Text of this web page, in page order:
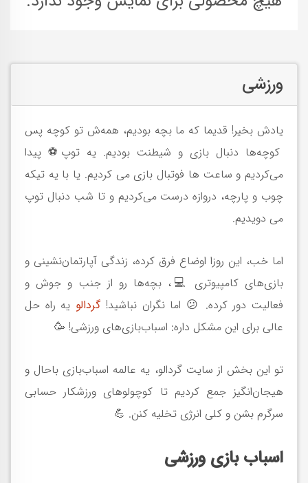
ورزشی
یادش بخیر! قدیما که ما بچه بودیم، همه‌ش تو کوچه پس
کوچه‌ها دنبال بازی و شیطنت بودیم. یه توپ⚽️ پیدا
می‌کردیم و ساعت ها فوتبال بازی می کردیم. یا با یه تیکه
چوب و پارچه، دروازه درست می‌کردیم و تا شب دنبال توپ
می دویدیم.
اما خب، این روزا اوضاع فرق کرده، زندگی آپارتمان‌نشینی و
بازی‌های کامپیوتری 💻، بچه‌ها رو از جنب و جوش و
فعالیت دور کرده. 😕 اما نگران نباشید!گردالو یه راه حل
عالی برای این مشکل داره: اسباب‌بازی‌های ورزشی! 🥳
تو این بخش از سایت گردالو، یه عالمه اسباب‌بازی باحال و
هیجان‌انگیز جمع کردیم تا کوچولوهای ورزشکار حسابی
سرگرم بشن و کلی انرژی تخلیه کنن. 💪
اسباب بازی ورزشی